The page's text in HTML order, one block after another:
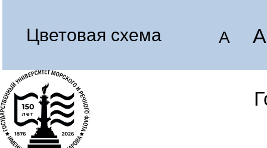
Цветовая схема A A